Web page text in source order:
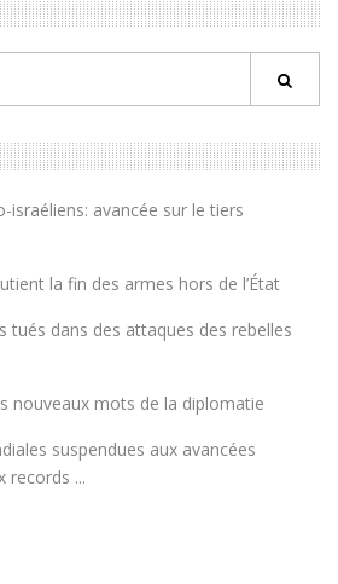
israéliens: avancée sur le tiers
la fin des armes hors de l’État
tués dans des attaques des rebelles
nouveaux mots de la diplomatie
suspendues aux avancées
records ...